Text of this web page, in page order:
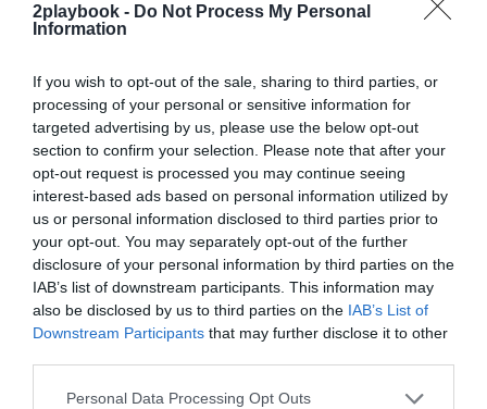
2playbook - Do Not Process My Personal
Information
If you wish to opt-out of the sale, sharing to third parties, or
processing of your personal or sensitive information for
targeted advertising by us, please use the below opt-out
section to confirm your selection. Please note that after your
opt-out request is processed you may continue seeing
interest-based ads based on personal information utilized by
us or personal information disclosed to third parties prior to
your opt-out. You may separately opt-out of the further
disclosure of your personal information by third parties on the
IAB’s list of downstream participants. This information may
also be disclosed by us to third parties on the IAB’s List of
Downstream Participants that may further disclose it to other
Personal Data Processing Opt Outs
espacios permite a los clubes incrementar el ROI de
sus patrocinios. Más allá delnetworkingen los
hospitality,las marcas tienen cada vez más lugares
en los estadios en los que poder activar más y mejor
sus patrocinios. Desde el RCD Espanyol, su
responsable de instalaciones, Josep Toldrà, destaca
que en su proyecto junto a MolcaWorld “no sólo
buscábamos mejoras arquitectónicas, si no que el
retorno comercial fuese directamente relacionado con
la posibilidad de que los patrocinadores del RCD
Espanyol y los aficionados VIP pudiesen vivir una
experiencia única y exclusiva de momentos clave de un
matchday”.
En la conceptualización de estadios, la experiencia
diferencial para clubes y empresas, y en ello,